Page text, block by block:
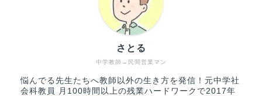
中学教師→民間営業マン
さとる
悩んでる先生たちへ教師以外の生き方を発信！元中学社
会科教員 月100時間以上の残業ハードワークで2017年